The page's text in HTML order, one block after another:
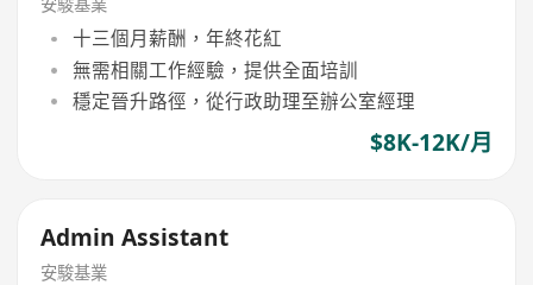
十三個月薪酬，年終花紅
無需相關工作經驗，提供全面培訓
穩定晉升路徑，從行政助理至辦公室經理
$8K-12K/月
Admin Assistant
安駿基業